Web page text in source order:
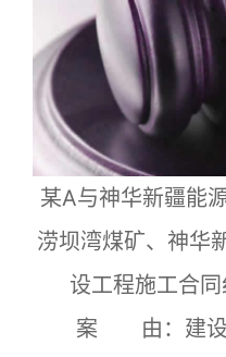
某A与神华新疆能
涝坝湾煤矿、神华
设工程施工合
案 由：建设工